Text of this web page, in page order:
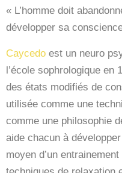
« L’homme doit
développer sa
Caycedo est un neuro
l’école sophrologique en
des états modifiés de
utilisée comme une
comme une philosophie
aide chacun à
moyen d’un